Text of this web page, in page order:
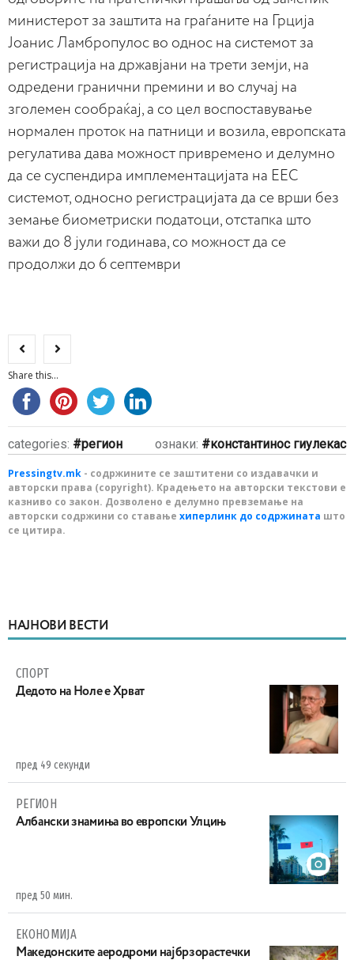
министерот за заштита на граѓаните на Грција
Јоанис Ламбропулос во однос на системот за
регистрација на државјани на трети земји, на
одредени гранични премини и во случај на
зголемен сообраќај, а со цел воспоставување
нормален проток на патници и возила, европската
регулатива дава можност привремено и делумно
да се суспендира имплементацијата на ЕЕС
системот, односно регистрацијата да се врши без
земање биометриски податоци, отстапка што
важи до 8 јули годинава, со можност да се
продолжи до 6 септември
Share this...
categories: регион ознаки: константинос гиулекас
Pressingtv.mk - содржините се заштитени со издавачки и
авторски права (copyright). Крадењето на авторски текстови е
казниво со закон. Дозволено е делумно превземање на
авторски содржини со ставање хиперлинк до содржината што
се цитира.
НАЈНОВИ ВЕСТИ
СПОРТ
Дедото на Ноле е Хрват
пред 49 секунди
РЕГИОН
Aлбански знамиња во европски Улцињ
пред 50 мин.
ЕКОНОМИЈА
Maкедонските аеродроми најбрзорастечки